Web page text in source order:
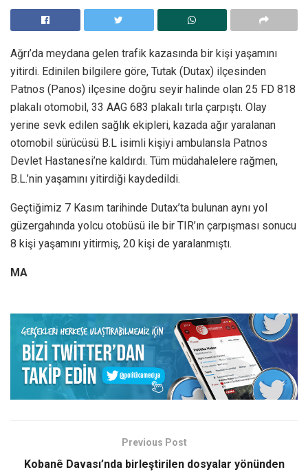
Ağrı’da meydana gelen trafik kazasında bir kişi yaşamını
yitirdi. Edinilen bilgilere göre, Tutak (Dutax) ilçesinden
Patnos (Panos) ilçesine doğru seyir halinde olan 25 FD 818
plakalı otomobil, 33 AAG 683 plakalı tırla çarpıştı. Olay
yerine sevk edilen sağlık ekipleri, kazada ağır yaralanan
otomobil sürücüsü B.L isimli kişiyi ambulansla Patnos
Devlet Hastanesi’ne kaldırdı. Tüm müdahalelere rağmen,
B.L.’nin yaşamını yitirdiği kaydedildi.
Geçtiğimiz 7 Kasım tarihinde Dutax’ta bulunan aynı yol
güzergahında yolcu otobüsü ile bir TIR’ın çarpışması sonucu
8 kişi yaşamını yitirmiş, 20 kişi de yaralanmıştı.
MA
Previous Post
Kobanê Davası’nda birleştirilen dosyalar yönünden